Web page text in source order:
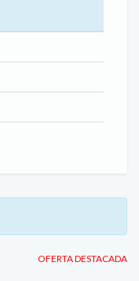
OFERTA DESTACADA